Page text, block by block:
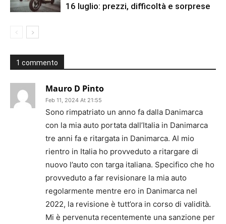
16 luglio: prezzi, difficoltà e sorprese
1 commento
Mauro D Pinto
Feb 11, 2024 At 21:55
Sono rimpatriato un anno fa dalla Danimarca
con la mia auto portata dall’Italia in Danimarca
tre anni fa e ritargata in Danimarca. Al mio
rientro in Italia ho provveduto a ritargare di
nuovo l’auto con targa italiana. Specifico che ho
provveduto a far revisionare la mia auto
regolarmente mentre ero in Danimarca nel
2022, la revisione è tutt’ora in corso di validità.
Mi è pervenuta recentemente una sanzione per